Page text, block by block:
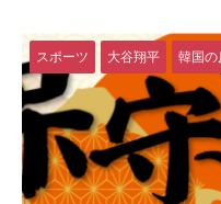
スポーツ 大谷翔平 韓国の